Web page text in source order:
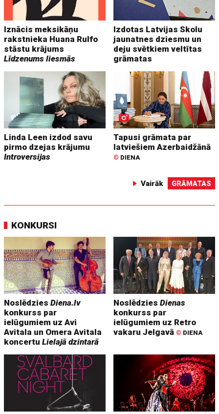
Iznācis meksikāņu
rakstnieka Huana Rulfo
stāstu krājums
Līdzenums liesmās
Izdotas Latvijas Skolu
jaunatnes dziesmu un
deju svētkiem veltītas
grāmatas
Linda Leen izdod savu
pirmo dzejas krājumu
Introversijas
Tapusi grāmata par
latviešiem Azerbaidžānā
© DIENA
Vairāk GRĀMATAS
KONKURSI
NoslēdziesDiena.lv
konkurss par
ielūgumiem uz Avi
Avitala un Omera Avitala
koncertuLielajā dzintarā
NoslēdziesDienas
konkurss par
ielūgumiem uz Retro
vakaru Jelgavā © DIENA